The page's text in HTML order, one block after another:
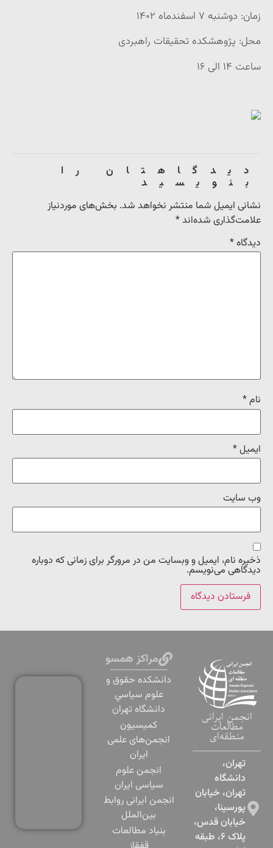
زمان: دوشنبه ۷ اسفندماه ۱۴۰۲
محل: پژوهشکده تحقیقات راهبردی
ساعت ۱۴ الی ۱۶
دیدگاهتان را
بنویسید
نشانی ایمیل شما منتشر نخواهد شد. بخش‌های موردنیاز
علامت‌گذاری شده‌اند*
دیدگاه*
نام*
ایمیل*
وب‌ سایت
ذخیره نام، ایمیل و وبسایت من در مرورگر برای زمانی که دوباره
دیدگاهی می‌نویسم.
انجمن ایرانی
مطالعات
منطقه‌ای
تهران،
دانشگاه
تهران، خیابان
پورسینا،
خیابان قدس،
پلاک ۶، طبقه
مراکز همسو
دانشكده حقوق و
علوم سياسي
دانشگاه تهران
کمیسیون
انجمن‌های علمی
ایران
انجمن علوم
سیاسی ایران
انجمن ایرانی روابط
بین‌الملل
بنياد مطالعات